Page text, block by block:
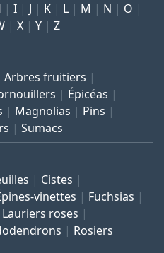
I J K L M N
O
X Y Z
Arbres fruitiers
Épicéas
Magnolias
Pins
Sumacs
Cistes
vinettes
Fuchsias
Lauriers roses
Rosiers